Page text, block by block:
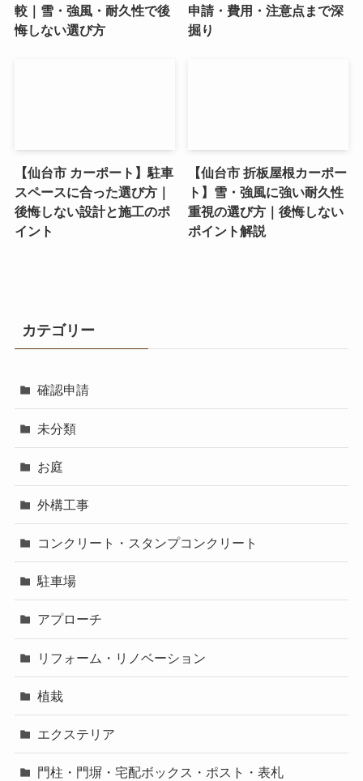
較｜雪・強風・耐久性で後
悔しない選び方
申請・費用・注意点まで深
掘り
【仙台市 カーポート】駐車
スペースに合った選び方｜
後悔しない設計と施工のポ
イント
【仙台市 折板屋根カーポー
ト】雪・強風に強い耐久性
重視の選び方｜後悔しない
ポイント解説
カテゴリー
確認申請
未分類
お庭
外構工事
コンクリート・スタンプコンクリート
駐車場
アプローチ
リフォーム・リノベーション
植栽
エクステリア
門柱・門塀・宅配ボックス・ポスト・表札